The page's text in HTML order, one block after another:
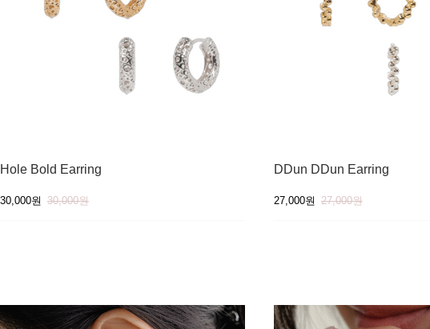
Hole Bold Earring
30,000원 30,000원
DDun DDun Earring
27,000원 27,000원